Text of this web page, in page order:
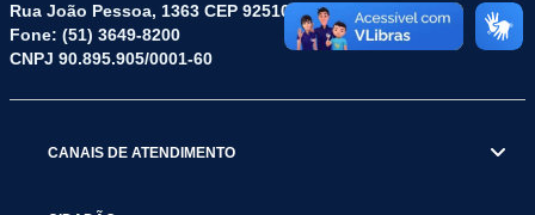
Rua João Pessoa, 1363 CEP 92510-045
Fone: (51) 3649-8200
CNPJ 90.895.905/0001-60
CANAIS DE ATENDIMENTO